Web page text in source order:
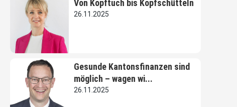
Von Kopftuch bis Kopfschütteln
26.11.2025
Gesunde Kantonsfinanzen sind
möglich – wagen wi...
26.11.2025